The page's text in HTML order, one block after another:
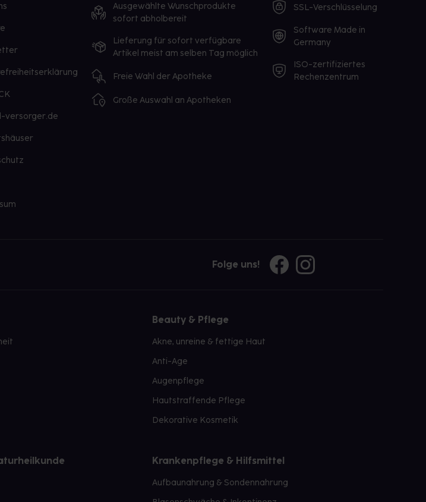
versorger.de
Ausgewählte Wunschprodukte
sofort abholbereit
Lieferung für sofort verfügbare
Artikel meist am selben Tag möglich
Freie Wahl der Apotheke
Große Auswahl an Apotheken
SSL-Verschlüsselung
Software Made in
Germany
ISO-zertifiziertes
Rechenzentrum
Folge uns!
Beauty & Pflege
Akne, unreine & fettige Haut
Anti-Age
Augenpflege
Hautstraffende Pflege
Dekorative Kosmetik
Krankenpflege & Hilfsmittel
Aufbaunahrung & Sondennahrung